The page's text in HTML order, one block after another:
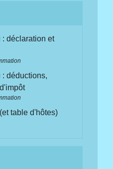
: déclaration et
: déductions,
table d'hôtes)